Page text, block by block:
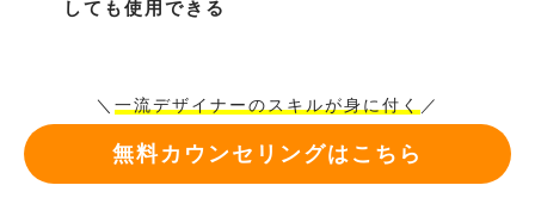
しても使用できる
＼ 一流デザイナーのスキルが身に付く／
無料カウンセリングはこちら